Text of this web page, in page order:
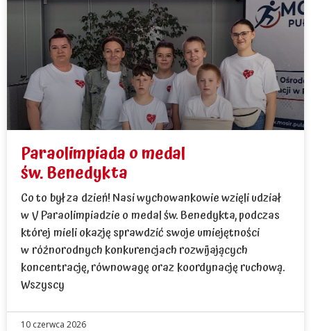
Paraolimpiada o medal
św. Benedykta
Co to był za dzień! Nasi wychowankowie wzięli udział
w V Paraolimpiadzie o medal św. Benedykta, podczas
której mieli okazję sprawdzić swoje umiejętności
w różnorodnych konkurencjach rozwijających
koncentrację, równowagę oraz koordynację ruchową.
Wszyscy
10 czerwca 2026